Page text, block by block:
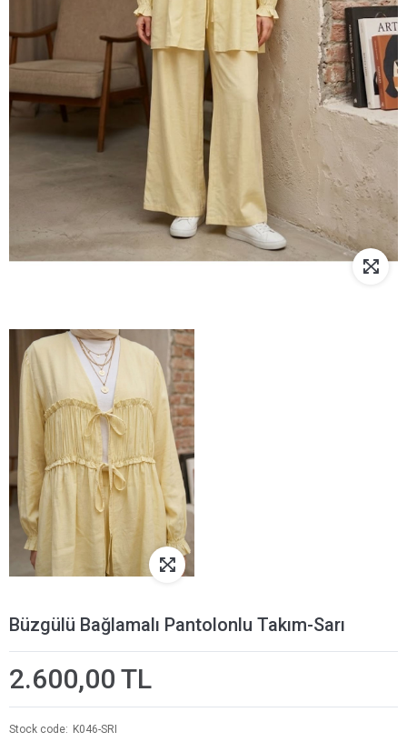
Büzgülü Bağlamalı Pantolonlu Takım-Sarı
2.600,00 TL
Stock code K046-SRI